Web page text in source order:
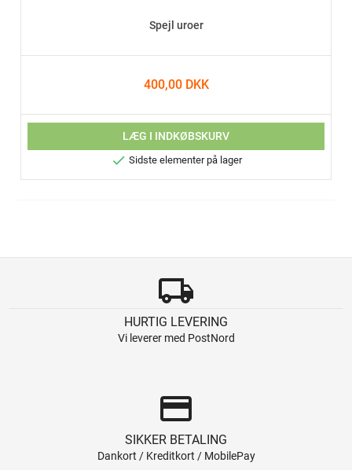
Spejl uroer
400,00 DKK
LÆG I INDKØBSKURV
 Sidste elementer på lager
local_shipping
HURTIG LEVERING
Vi leverer med PostNord
credit_card
SIKKER BETALING
Dankort / Kreditkort / MobilePay